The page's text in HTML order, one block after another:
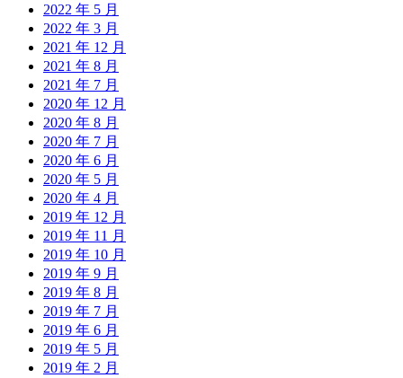
2022 年 5 月
2022 年 3 月
2021 年 12 月
2021 年 8 月
2021 年 7 月
2020 年 12 月
2020 年 8 月
2020 年 7 月
2020 年 6 月
2020 年 5 月
2020 年 4 月
2019 年 12 月
2019 年 11 月
2019 年 10 月
2019 年 9 月
2019 年 8 月
2019 年 7 月
2019 年 6 月
2019 年 5 月
2019 年 2 月